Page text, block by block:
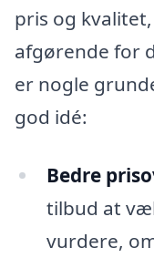
pris og
afgørende for
er nogle
god idé:
Bedre
tilbud at
vurdere,